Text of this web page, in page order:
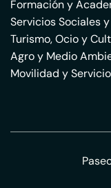
Formación y
Servicios Sociales
Turismo, Ocio y
Agro y Medio
Movilidad y